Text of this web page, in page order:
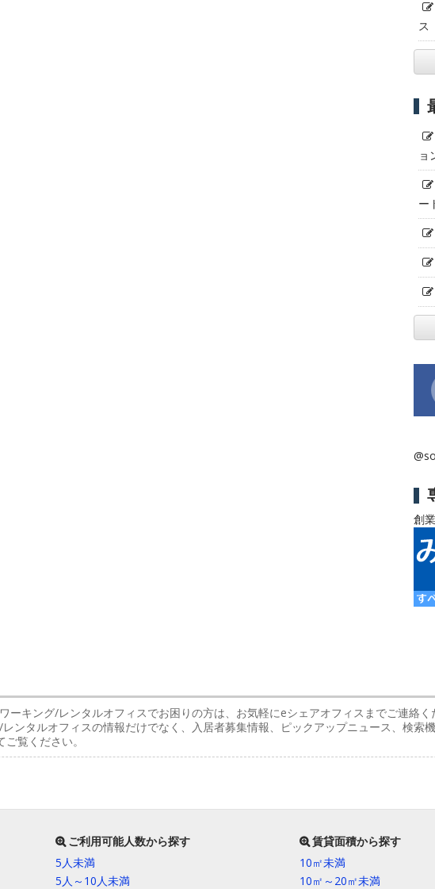
ス
ョ
ー
創
ーキング/レンタルオフィスでお困りの方は、お気軽にeシェアオフィスまでご連絡
ンタルオフィスの情報だけでなく、入居者募集情報、ピックアップニュース、検索
覧ください。
ご利用可能人数から探す
5人未満
5人～10人未満
賃貸面積から探す
10㎡未満
10㎡～20㎡未満